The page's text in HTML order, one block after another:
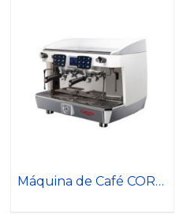
Máquina de Café CORE